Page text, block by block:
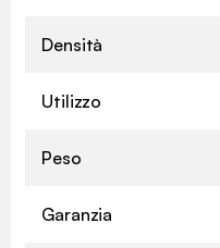
Densità
Utilizzo
Peso
Garanzia